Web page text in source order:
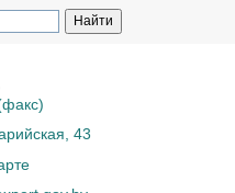
43